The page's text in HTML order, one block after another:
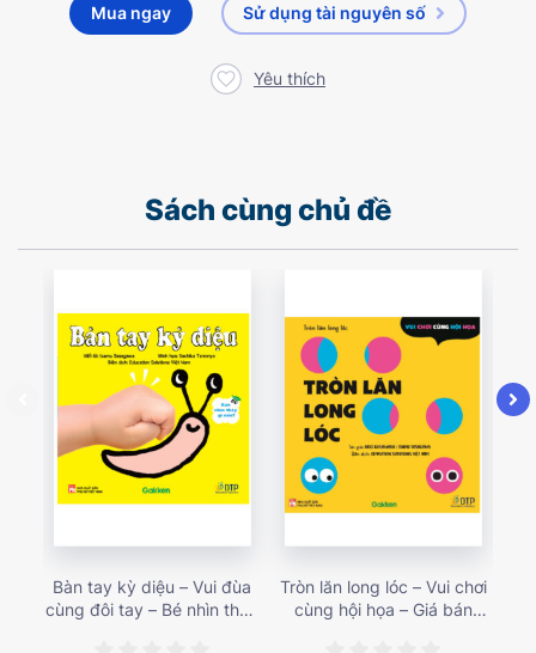
Mua ngay Sử dụng tài nguyên số
Yêu thích
Sách cùng chủ đề
Bàn tay kỳ diệu – Vui đùa
cùng đôi tay – Bé nhìn thấy
Tròn lăn long lóc – Vui chơi
cùng hội họa – Giá bán